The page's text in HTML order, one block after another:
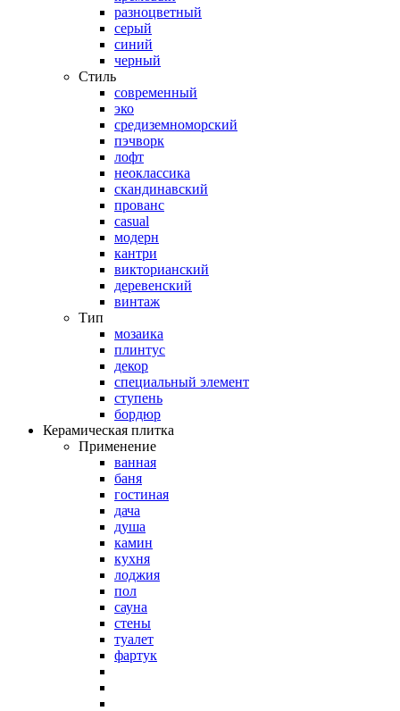
разноцветный
серый
синий
черный
Стиль
современный
эко
средиземноморский
пэчворк
лофт
неоклассика
скандинавский
прованс
casual
модерн
кантри
викторианский
деревенский
винтаж
Тип
мозаика
плинтус
декор
специальный элемент
ступень
бордюр
Керамическая плитка
Применение
ванная
баня
гостиная
дача
душа
камин
кухня
лоджия
пол
сауна
стены
туалет
фартук